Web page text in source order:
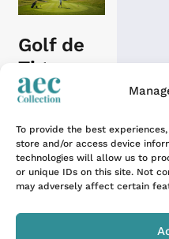
To provide the best
store and/or access device
technologies will allow us to
or unique IDs on this site. Not
may adversely affect certain
Golf de
Tignes :
18 trous
le plus
haut
d’Europe
Les